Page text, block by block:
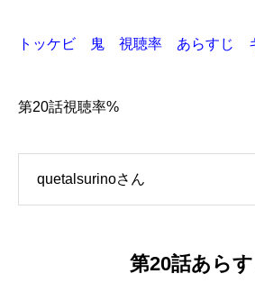
トッケビ 鬼 視聴率 あらすじ
第20話視聴率%
quetalsurinoさん
第20話あら